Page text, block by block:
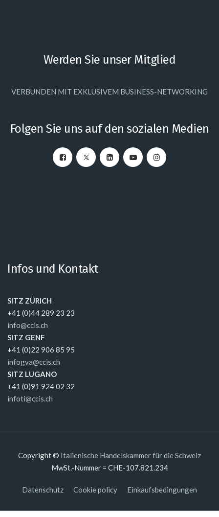
Werden Sie unser Mitglied
VERBUNDEN MIT EXKLUSIVEM BUSINESS-NETWORKING
Folgen Sie uns auf den sozialen Medien
Infos und Kontakt
SITZ ZÜRICH
+41 (0)44 289 23 23
info@ccis.ch
SITZ GENF
+41 (0)22 906 85 95
infogva@ccis.ch
SITZ LUGANO
+41 (0)91 924 02 32
infoti@ccis.ch
Copyright © Italienische Handelskammer für die Schweiz
MwSt.-Nummer = CHE-107.821.234
Datenschutz Cookie policy Einkaufsbedingungen